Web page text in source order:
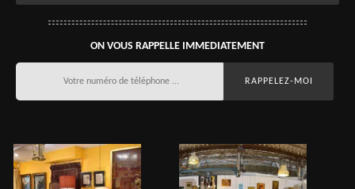
ON VOUS RAPPELLE IMMEDIATEMENT